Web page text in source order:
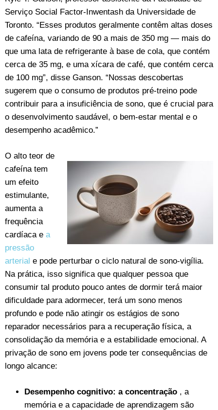
Serviço Social Factor-Inwentash da Universidade de
Toronto. “Esses produtos geralmente contêm altas doses
de cafeína, variando de 90 a mais de 350 mg — mais do
que uma lata de refrigerante à base de cola, que contém
cerca de 35 mg, e uma xícara de café, que contém cerca
de 100 mg”, disse Ganson. “Nossas descobertas
sugerem que o consumo de produtos pré-treino pode
contribuir para a insuficiência de sono, que é crucial para
o desenvolvimento saudável, o bem-estar mental e o
desempenho acadêmico.”
O alto teor de
cafeína tem
um efeito
estimulante,
aumenta a
frequência
cardíaca e a
pressão
arterial e pode perturbar o ciclo natural de sono-vigília.
Na prática, isso significa que qualquer pessoa que
consumir tal produto pouco antes de dormir terá maior
dificuldade para adormecer, terá um sono menos
profundo e pode não atingir os estágios de sono
reparador necessários para a recuperação física, a
consolidação da memória e a estabilidade emocional. A
privação de sono em jovens pode ter consequências de
longo alcance:
Desempenho cognitivo: a concentração , a
memória e a capacidade de aprendizagem são